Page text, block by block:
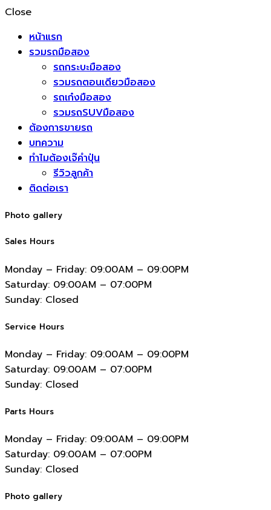
Close
หน้าแรก
รวมรถมือสอง
รถกระบะมือสอง
รวมรถตอนเดียวมือสอง
รถเก๋งมือสอง
รวมรถSUVมือสอง
ต้องการขายรถ
บทความ
ทำไมต้องเจ๊คำปุ่น
รีวิวลูกค้า
ติดต่อเรา
Photo gallery
Sales Hours
Monday – Friday: 09:00AM – 09:00PM
Saturday: 09:00AM – 07:00PM
Sunday: Closed
Service Hours
Monday – Friday: 09:00AM – 09:00PM
Saturday: 09:00AM – 07:00PM
Sunday: Closed
Parts Hours
Monday – Friday: 09:00AM – 09:00PM
Saturday: 09:00AM – 07:00PM
Sunday: Closed
Photo gallery